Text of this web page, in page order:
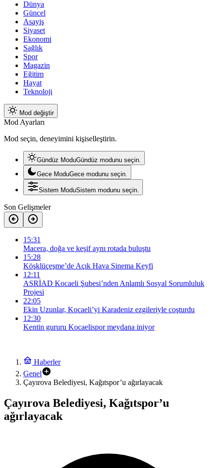
Dünya
Güncel
Asayiş
Siyaset
Ekonomi
Sağlık
Spor
Magazin
Eğitim
Hayat
Teknoloji
Mod değiştir
Mod Ayarları
Mod seçin, deneyimini kişiselleştirin.
Gündüz ModuGündüz modunu seçin.
Gece ModuGece modunu seçin.
Sistem ModuSistem modunu seçin.
Son Gelişmeler
15:31
Macera, doğa ve keşif aynı rotada buluştu
15:28
Köşklüçeşme’de Açık Hava Sinema Keyfi
12:11
ASRİAD Kocaeli Şubesi’nden Anlamlı Sosyal Sorumluluk
Projesi
22:05
Ekin Uzunlar, Kocaeli’yi Karadeniz ezgileriyle coşturdu
12:30
Kentin gururu Kocaelispor meydana iniyor
Haberler
Genel
Çayırova Belediyesi, Kağıtspor’u ağırlayacak
Çayırova Belediyesi, Kağıtspor’u
ağırlayacak